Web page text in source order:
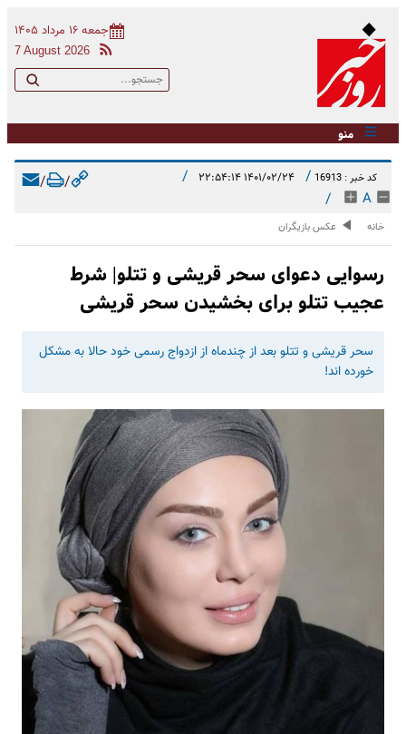
جمعه ۱۶ مرداد ۱۴۰۵
7 August 2026
منو
کد خبر : 16913 / ۱۴۰۱/۰۲/۲۴ ۲۲:۵۴:۱۴ /
A
/
/
/
خانه عکس بازیگران
رسوایی دعوای سحر قریشی و تتلو| شرط
عجیب تتلو برای بخشیدن سحر قریشی
سحر قریشی و تتلو بعد از چندماه از ازدواج رسمی خود حالا به مشکل
خورده اند!